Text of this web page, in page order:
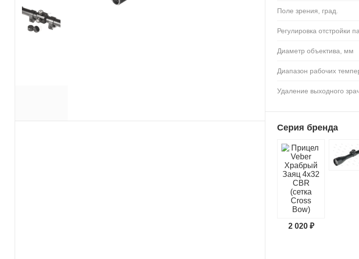
Поле зрения, град.
Регулировка отстройки
Диаметр объектива, мм
Диапазон рабочих
Удаление выходного
Серия бренда
2 020 ₽